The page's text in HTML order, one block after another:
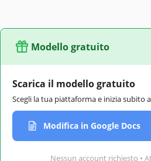
Modello gratuito
Scarica il modello gratuito
Scegli la tua piattaforma e inizia subito
Modifica in Google Docs
Nessun account richiesto •